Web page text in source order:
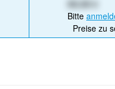
Bitte
Preise zu